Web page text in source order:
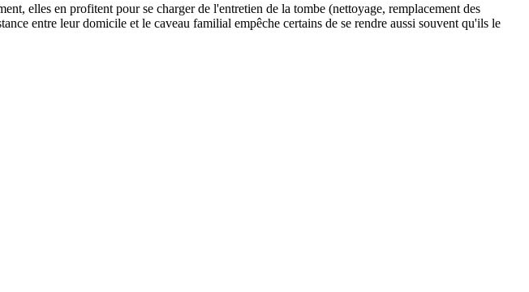
elles en profitent pour se charger de l'entretien de la tombe (nettoyage, remplacement des
entre leur domicile et le caveau familial empêche certains de se rendre aussi souvent qu'ils le